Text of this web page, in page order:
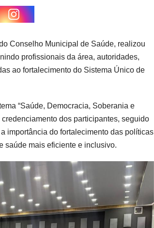
Conselho Municipal de Saúde, realizou
profissionais da área, autoridades,
ao fortalecimento do Sistema Único de
“Saúde, Democracia, Soberania e
dos participantes, seguido
importância do fortalecimento das políticas
saúde mais eficiente e inclusivo.